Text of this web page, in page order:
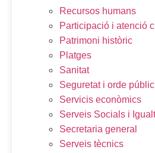
Recursos humans
Participació i atenció
Patrimoni històric
Platges
Sanitat
Seguretat i orde públic
Servicis econòmics
Serveis Socials i
Secretaria general
Serveis tècnics